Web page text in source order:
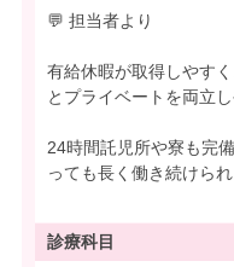
💬 担当者より
有給休暇が取得しやす
とプライベートを両立
24時間託児所や寮も完
っても長く働き続けられ
診療科目